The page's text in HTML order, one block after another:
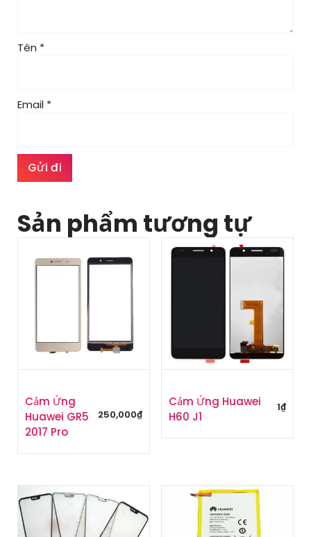
Tên *
Email *
Sản phẩm tương tự
Cảm Ứng
Huawei GR5
2017 Pro
250,000₫
Cảm Ứng Huawei
H60 J1
1₫